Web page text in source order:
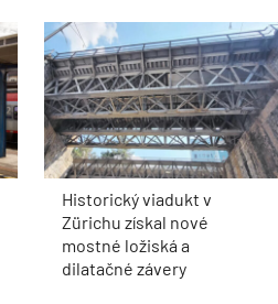
Historický viadukt v
Zürichu získal nové
mostné ložiská a
dilatačné závery